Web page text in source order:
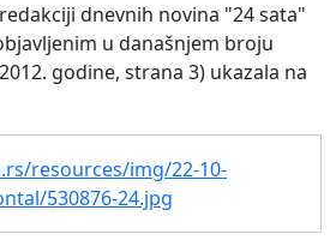
dnevnih novina "24 sata"
u današnjem broju
godine, strana 3) ukazala na
resources/img/22-10-
530876-24.jpg